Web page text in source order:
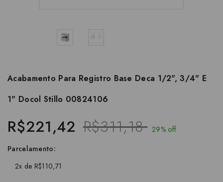
Acabamento Para Registro Base Deca 1/2", 3/4" E
1" Docol Stillo 00824106
R$221,42 R$311,18 29% off
Parcelamento:
2x de R$110,71